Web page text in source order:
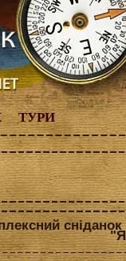
ТУРИ
сніданок